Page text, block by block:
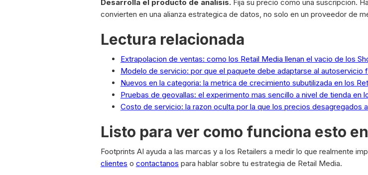
Desarrolla el producto de analisis. Fija su precio como una suscripcion.
convierten en una alianza estrategica de datos, no solo en un proveedor de
Lectura relacionada
Extrapolacion de ventas: como los Retail Media llenan el vacio de los
Modelo de servicio: por que el paquete debe adaptarse al autoservicio
Nuevos en la categoria: la metrica de crecimiento subutilizada en los
Pruebas de geovallas: el experimento mas sencillo a nivel de tienda en
Costo de servicio: la razon oculta por la que los precios desagregados
Listo para ver como funciona esto
Footprints AI ayuda a las marcas y a los Retailers a medir lo que realmente
clientes o contactanos para hablar sobre tu estrategia de Retail Media.